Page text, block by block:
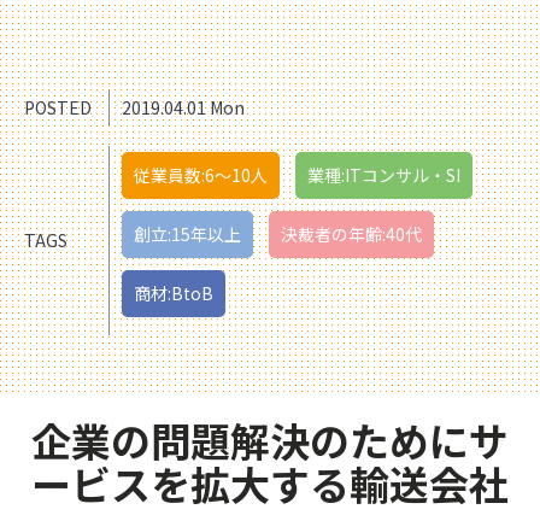
POSTED 2019.04.01 Mon
TAGS
従業員数:6～10人 業種:ITコンサル・SI
創立:15年以上 決裁者の年齢:40代
商材:BtoB
企業の問題解決のためにサ
ービスを拡大する輸送会社